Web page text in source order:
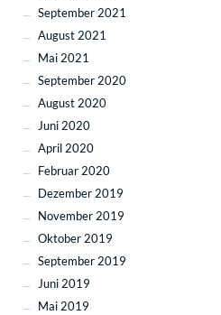
September 2021
August 2021
Mai 2021
September 2020
August 2020
Juni 2020
April 2020
Februar 2020
Dezember 2019
November 2019
Oktober 2019
September 2019
Juni 2019
Mai 2019